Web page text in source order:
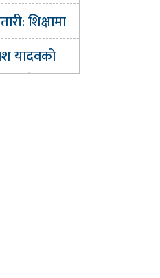
परीक्षण र
शिक्षामा
डिजिटल
यादवको
घर